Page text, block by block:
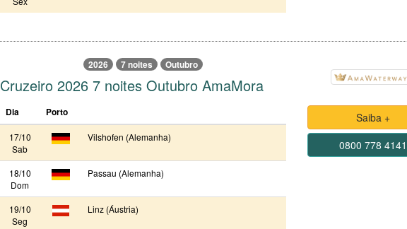
2026 7 noites Outubro
Cruzeiro 2026 7 noites Outubro AmaMora
Dia Porto
17/10
Sab
Vilshofen (Alemanha)
18/10
Dom
Passau (Alemanha)
19/10
Seg
Linz (Áustria)
Saiba +
0800 778 4141